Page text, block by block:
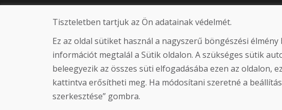
©
Tiszteletben tartjuk az Ön adatainak védelmét.
Ez az oldal sütiket használ a nagyszerű böngészési
információt megtalál a Sütik oldalon. A szükséges sütik
beleegyezik az összes süti elfogadásába ezen az oldalon,
kattintva erősítheti meg. Ha módosítani szeretné a
szerkesztése” gombra.